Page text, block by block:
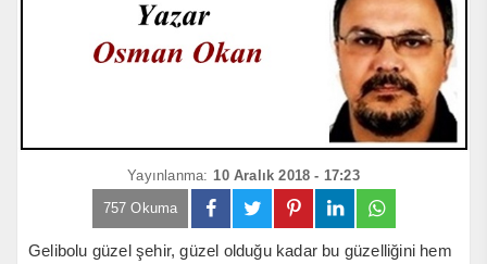
Yayınlanma: 10 Aralık 2018 - 17:23
757 Okuma
Gelibolu güzel şehir, güzel olduğu kadar bu güzelliğini hem